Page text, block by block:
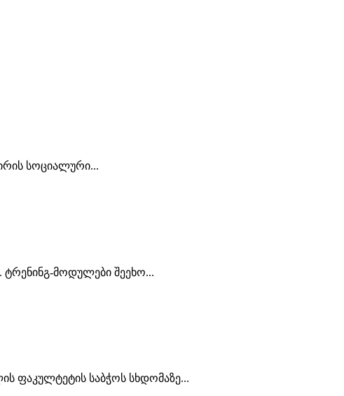
სოციალური...
ტრენინგ-მოდულები შეეხო...
ფაკულტეტის საბჭოს სხდომაზე...